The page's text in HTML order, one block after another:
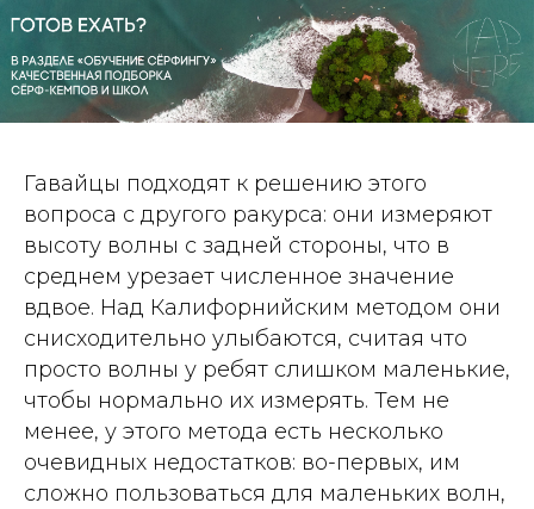
Гавайцы подходят к решению этого
вопроса с другого ракурса: они измеряют
высоту волны с задней стороны, что в
среднем урезает численное значение
вдвое. Над Калифорнийским методом они
снисходительно улыбаются, считая что
просто волны у ребят слишком маленькие,
чтобы нормально их измерять. Тем не
менее, у этого метода есть несколько
очевидных недостатков: во-первых, им
сложно пользоваться для маленьких волн,